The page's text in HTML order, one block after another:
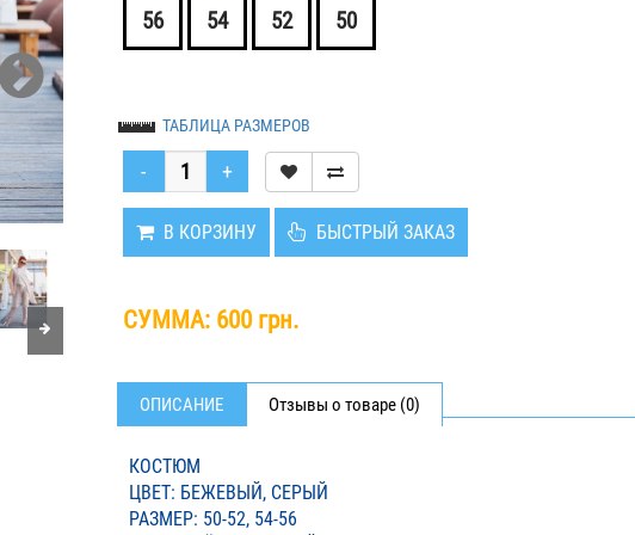
56 54 52 50
ТАБЛИЦА РАЗМЕРОВ
В КОРЗИНУ БЫСТРЫЙ ЗАКАЗ
СУММА: 600 грн.
ОПИСАНИЕ Отзывы о товаре (0)
КОСТЮМ
ЦВЕТ: БЕЖЕВЫЙ, СЕРЫЙ
РАЗМЕР: 50-52, 54-56